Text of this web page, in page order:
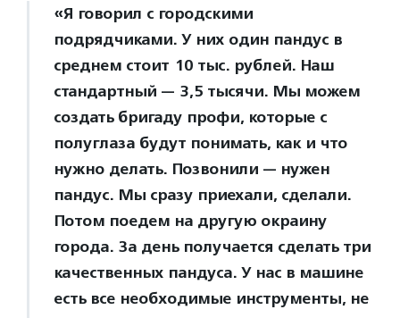
«Я говорил с городскими
подрядчиками. У них один пандус в
среднем стоит 10 тыс. рублей. Наш
стандартный — 3,5 тысячи. Мы можем
создать бригаду профи, которые с
полуглаза будут понимать, как и что
нужно делать. Позвонили — нужен
пандус. Мы сразу приехали, сделали.
Потом поедем на другую окраину
города. За день получается сделать три
качественных пандуса. У нас в машине
есть все необходимые инструменты, не